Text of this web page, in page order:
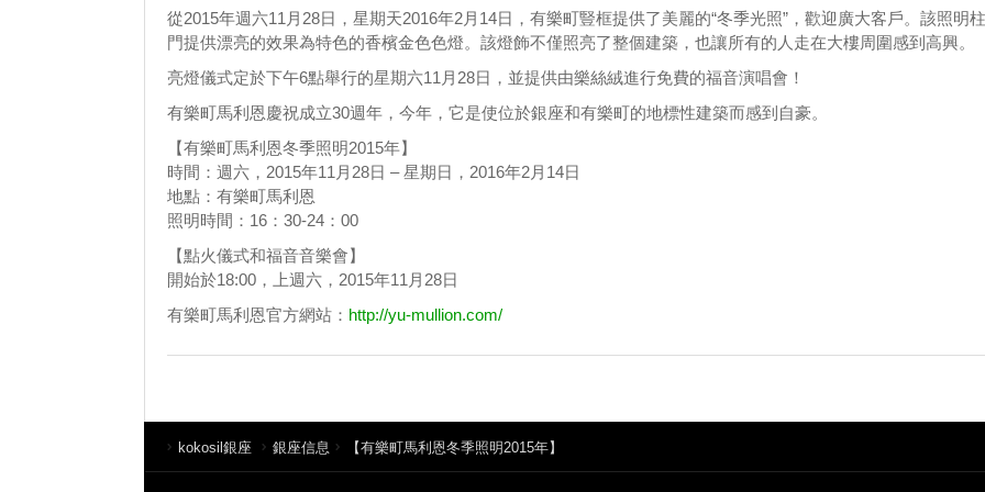
從2015年週六11月28日，星期天2016年2月14日，有樂町豎框提供了美麗的“冬季光照”，歡迎廣大客戶。該照明
門提供漂亮的效果為特色的香檳金色色燈。該燈飾不僅照亮了整個建築，也讓所有的人走在大樓周圍感到高興。
亮燈儀式定於下午6點舉行的星期六11月28日，並提供由樂絲絨進行免費的福音演唱會！
有樂町馬利恩慶祝成立30週年，今年，它是使位於銀座和有樂町的地標性建築而感到自豪。
【有樂町馬利恩冬季照明2015年】
時間：週六，2015年11月28日 – 星期日，2016年2月14日
地點：有樂町馬利恩
照明時間：16：30-24：00
【點火儀式和福音音樂會】
開始於18:00，上週六，2015年11月28日
有樂町馬利恩官方網站： http://yu-mullion.com/
kokosil銀座 銀座信息 【有樂町馬利恩冬季照明2015年】